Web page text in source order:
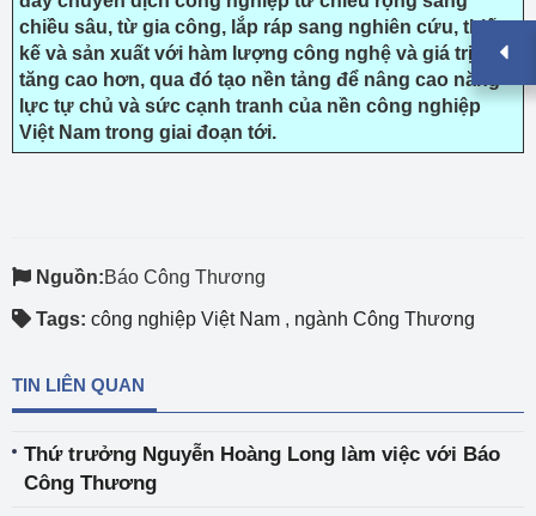
chiều sâu, từ gia công, lắp ráp sang nghiên cứu, thiết
kế và sản xuất với hàm lượng công nghệ và giá trị gia
tăng cao hơn, qua đó tạo nền tảng để nâng cao năng
lực tự chủ và sức cạnh tranh của nền công nghiệp
Việt Nam trong giai đoạn tới.
Nguồn:Báo Công Thương
Tags: công nghiệp Việt Nam , ngành Công Thương
TIN LIÊN QUAN
Thứ trưởng Nguyễn Hoàng Long làm việc với Báo
Công Thương